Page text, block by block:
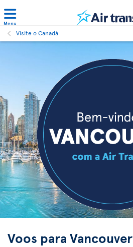
Menu
Visite o Canadá
Voos para Vancouver